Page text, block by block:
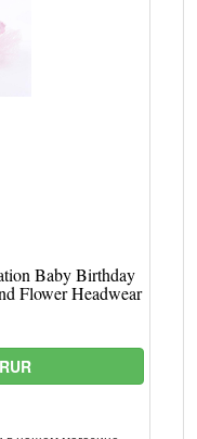
Baby Birthday
Flower Headwear